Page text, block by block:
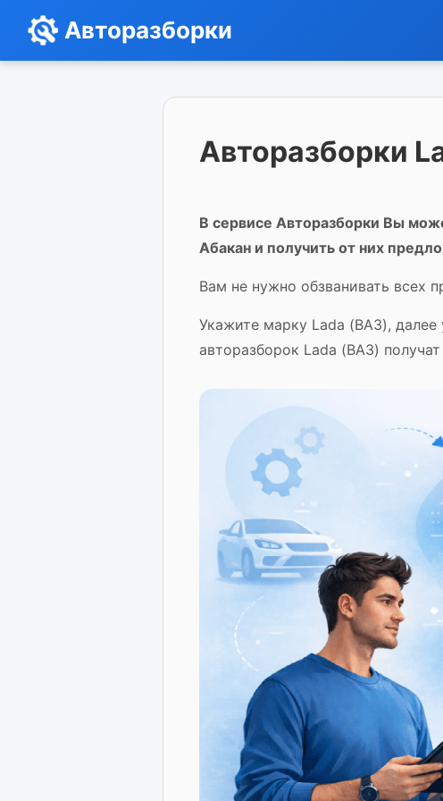
Авторазборки
Авторазборки
В сервисе Авторазборки Вы
Абакан и получить от них
Вам не нужно обзванивать всех
Укажите марку Lada (ВАЗ),
авторазборок Lada (ВАЗ)